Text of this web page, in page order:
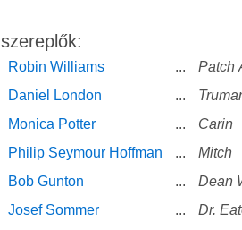
szereplők:
Robin Williams ...
Patch
Daniel London
...
Monica Potter
...
Carin
Philip Seymour Hoffman
...
Mitch
Bob Gunton
...
Dean
Josef Sommer
...
Dr.